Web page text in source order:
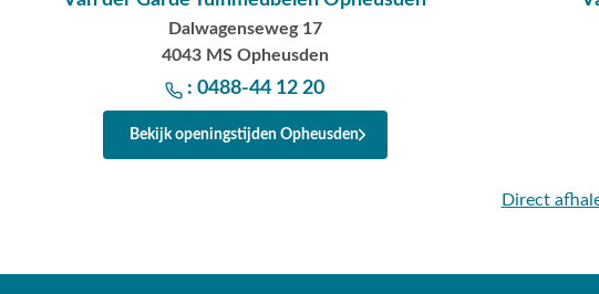
Dalwagenseweg 17
4043 MS Opheusden
: 0488-44 12 20
Bekijk openingstijden Opheusden
Direct